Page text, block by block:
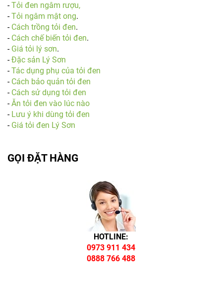
-Tỏi đen ngâm rượu,
-Tỏi ngâm mật ong.
- Cách trồng tỏi đen.
- Cách chế biến tỏi đen.
- Giá tỏi lý sơn.
-Đặc sản Lý Sơn
-Tác dụng phụ của tỏi đen
- Cách bảo quản tỏi đen
- Cách sử dụng tỏi đen
-Ăn tỏi đen vào lúc nào
- Lưu ý khi dùng tỏi đen
- Giá tỏi đen Lý Sơn
GỌI ĐẶT HÀNG
HOTLINE:
0973 911 434
0888 766 488